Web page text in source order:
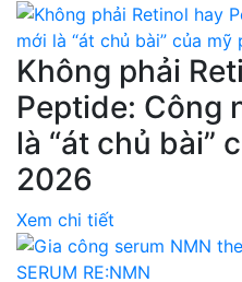
Không phải
Peptide: Công
là “át chủ bài”
2026
Xem chi tiết